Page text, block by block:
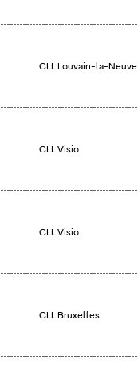
CLL Louvain-la-Neuve
CLL Visio
CLL Visio
CLL Bruxelles